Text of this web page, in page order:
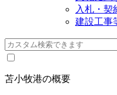
入札・契
建設工事
苫小牧港の概要